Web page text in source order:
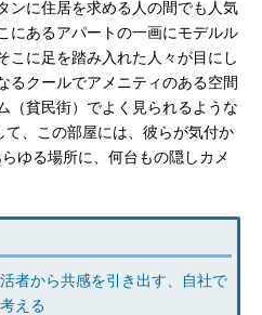
に住居を求める人の間でも人気
にあるアパートの一画にモデルル
こに足を踏み入れた人々が目にし
るクールでアメニティのある空間
（貧民街）でよく見られるような
て、この部屋には、彼らが気付か
ゆる場所に、何台もの隠しカメ
者から共感を引き出す、自社で
える